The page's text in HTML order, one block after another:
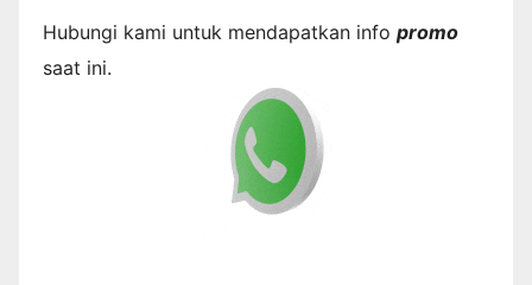
Hubungi kami untuk mendapatkan info promo
saat ini.